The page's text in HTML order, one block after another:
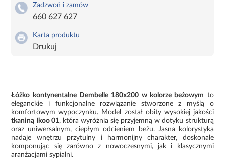
Zadzwoń i zamów
660 627 627
Karta produktu
Drukuj
Łóżko kontynentalne Dembelle 180x200 w kolorze beżowym to
eleganckie i funkcjonalne rozwiązanie stworzone z myślą o
komfortowym wypoczynku. Model został obity wysokiej jakości
tkaniną Ikoo 01, która wyróżnia się przyjemną w dotyku strukturą
oraz uniwersalnym, ciepłym odcieniem beżu. Jasna kolorystyka
nadaje wnętrzu przytulny i harmonijny charakter, doskonale
komponując się zarówno z nowoczesnymi, jak i klasycznymi
aranżacjami sypialni.